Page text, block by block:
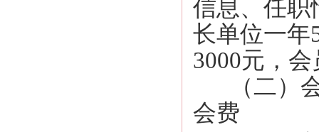
信息、任职
长单位一年
3000元，
（二）
会费